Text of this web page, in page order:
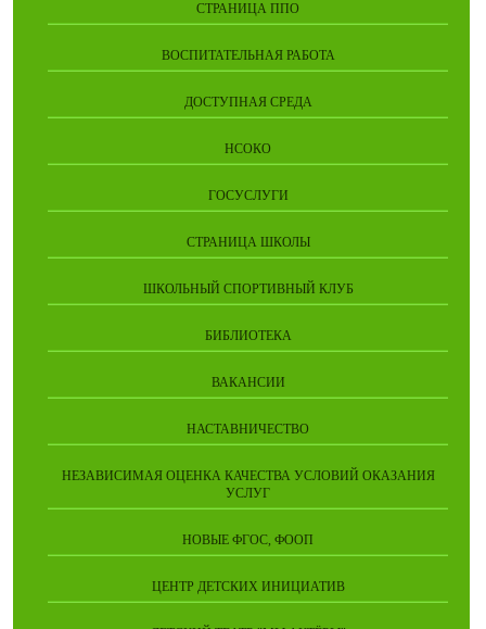
СТРАНИЦА ППО
ВОСПИТАТЕЛЬНАЯ РАБОТА
ДОСТУПНАЯ СРЕДА
НСОКО
ГОСУСЛУГИ
СТРАНИЦА ШКОЛЫ
ШКОЛЬНЫЙ СПОРТИВНЫЙ КЛУБ
БИБЛИОТЕКА
ВАКАНСИИ
НАСТАВНИЧЕСТВО
НЕЗАВИСИМАЯ ОЦЕНКА КАЧЕСТВА УСЛОВИЙ ОКАЗАНИЯ
УСЛУГ
НОВЫЕ ФГОС, ФООП
ЦЕНТР ДЕТСКИХ ИНИЦИАТИВ